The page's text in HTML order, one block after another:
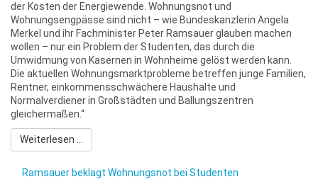
der Kosten der Energiewende. Wohnungsnot und
Wohnungsengpässe sind nicht – wie Bundeskanzlerin Angela
Merkel und ihr Fachminister Peter Ramsauer glauben machen
wollen – nur ein Problem der Studenten, das durch die
Umwidmung von Kasernen in Wohnheime gelöst werden kann.
Die aktuellen Wohnungsmarktprobleme betreffen junge Familien,
Rentner, einkommensschwächere Haushalte und
Normalverdiener in Großstädten und Ballungszentren
gleichermaßen.“
Weiterlesen ...
Ramsauer beklagt Wohnungsnot bei Studenten